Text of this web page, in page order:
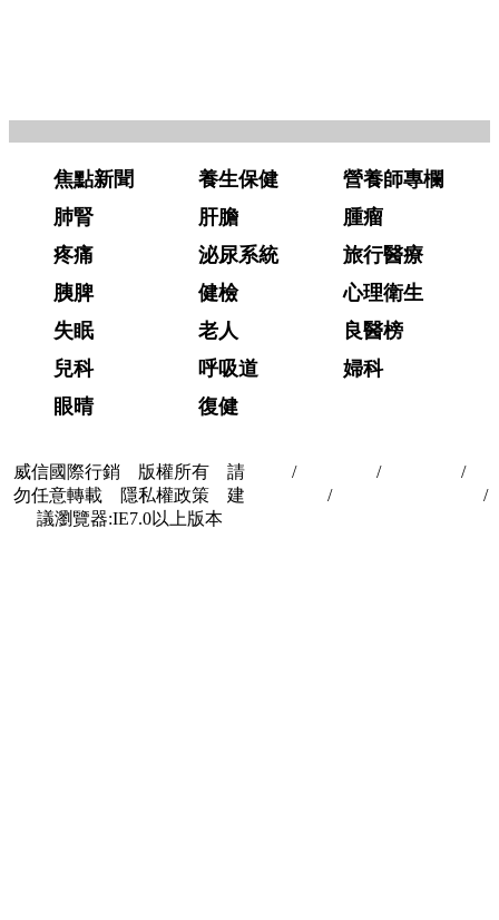
焦點新聞 養生保健
營養師專欄
肺腎
肝膽
腫瘤
疼痛
泌尿系統
旅行醫療
胰脾
健檢
心理衛生
失眠
老人
良醫榜
兒科
呼吸道
婦科
眼晴
復健
威信國際行銷 版權所有 請
勿任意轉載 隱私權政策 建
議瀏覽器:IE7.0以上版本
/ / /
/
/